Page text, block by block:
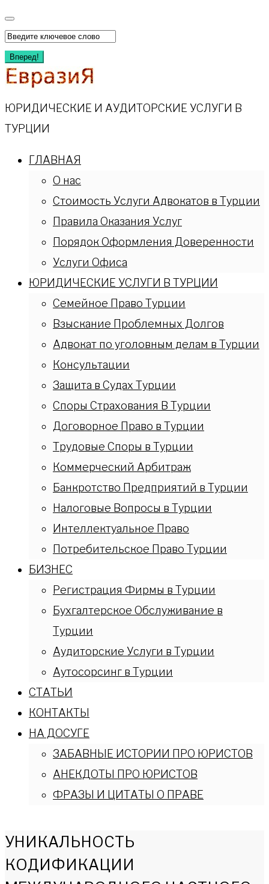
Перейти
к
содержимому
Искать:
Вперед!
ЮРИДИЧЕСКИЕ И АУДИТОРСКИЕ УСЛУГИ В
ТУРЦИИ
ГЛАВНАЯ
О нас
Стоимость Услуги Адвокатов в Турции
Правила Оказания Услуг
Порядок Оформления Доверенности
Услуги Офиса
ЮРИДИЧЕСКИЕ УСЛУГИ В ТУРЦИИ
Семейное Право Турции
Взыскание Проблемных Долгов
Адвокат по уголовным делам в Турции
Консультации
Защита в Судах Турции
Споры Страхования В Турции
Договорное Право в Турции
Трудовые Споры в Турции
Коммерческий Арбитраж
Банкротство Предприятий в Турции
Налоговые Вопросы в Турции
Интеллектуальное Право
Потребительское Право Турции
БИЗНЕС
Регистрация Фирмы в Турции
Бухгалтерское Обслуживание в
Турции
Аудиторские Услуги в Турции
Аутосорсинг в Турции
СТАТЬИ
КОНТАКТЫ
НА ДОСУГЕ
ЗАБАВНЫЕ ИСТОРИИ ПРО ЮРИСТОВ
АНЕКДОТЫ ПРО ЮРИСТОВ
ФРАЗЫ И ЦИТАТЫ О ПРАВЕ
УНИКАЛЬНОСТЬ
КОДИФИКАЦИИ